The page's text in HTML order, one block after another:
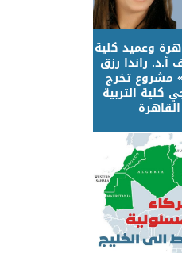
وعميد كلية
أ.د. راندا رزق
مشروع تخرج
التربية